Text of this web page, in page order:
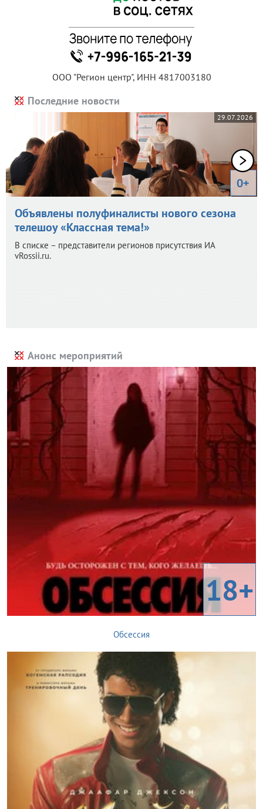
ООО "Регион центр", ИНН 4817003180
Последние новости
29.07.2026
0+
Объявлены полуфиналисты нового сезона
телешоу «Классная тема!»
В списке – представители регионов присутствия ИА
vRossii.ru.
Анонс мероприятий
18+
Обсессия